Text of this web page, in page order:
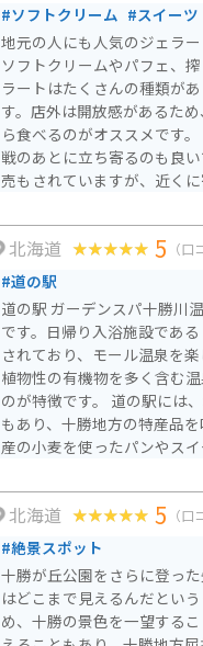
#ソフトクリーム #スイーツ
地元の人にも人気のジェラ
ソフトクリームやパフェ、
ラートはたくさんの種類が
す。店外は開放感があるた
ら食べるのがオススメです。 近隣の『帯広の森』でスポーツ観
戦のあとに立ち寄るのも良
売もされていますが、近く
北海道 5 （口
#道の駅
道の駅 ガーデンスパ十勝川
です。日帰り入浴施設であ
されており、モール温泉を
植物性の有機物を多く含む
のが特徴です。 道の駅には、地元の農産物直売所やレストラン
もあり、十勝地方の特産品
産の小麦を使ったパンやス
な畑が広がり、北海道らし
た、道の駅から少し足を延
ど、自然豊かな観光スポット
北海道 5 （口
#絶景スポット
十勝が丘公園をさらに登っ
はどこまで見えるんだとい
め、十勝の景色を一望する